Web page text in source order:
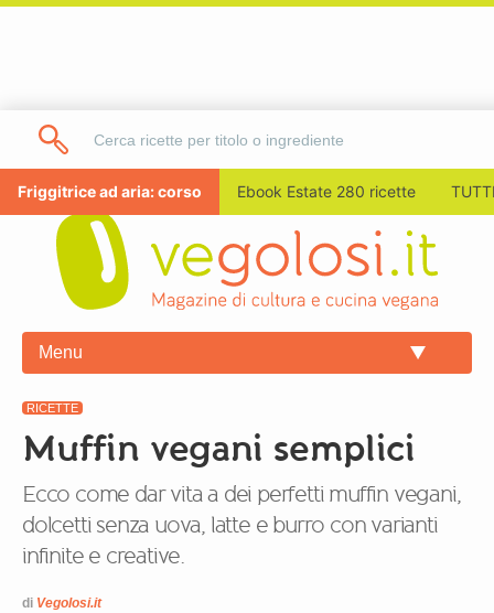
Friggitrice ad aria: corso Ebook Estate 280 ricette
Menu
RICETTE
Muffin vegani semplici
Ecco come dar vita a dei perfetti muffin vegani,
dolcetti senza uova, latte e burro con varianti
infinite e creative.
di Vegolosi.it